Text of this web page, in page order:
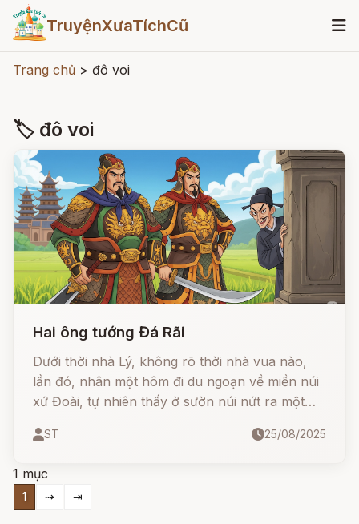
TruyệnXưaTíchCũ
Trang chủ > đô voi
🏷 đô voi
Hai ông tướng Đá Rãi
Dưới thời nhà Lý, không rõ thời nhà vua nào,
lần đó, nhân một hôm đi du ngoạn về miền núi
xứ Đoài, tự nhiên thấy ở sườn núi nứt ra một
thường, mỗi người vác trên vai một phiến đá
nhọc.
ST 25/08/2025
1 mục
1 ⇢ ⇥